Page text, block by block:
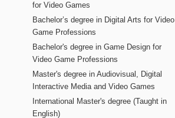
for Video Games
Bachelor’s degree in Digital Arts for Video
Game Professions
Bachelor's degree in Game Design for
Video Game Professions
Master's degree in Audiovisual, Digital
Interactive Media and Video Games
International Master's degree (Taught in
English)